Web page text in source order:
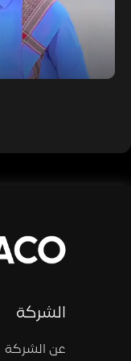
الشركة
عن الشركة